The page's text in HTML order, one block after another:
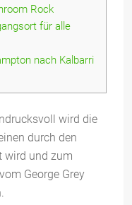
Rock
für alle
nach Kalbarri
wird die
durch den
wird und zum
George Grey